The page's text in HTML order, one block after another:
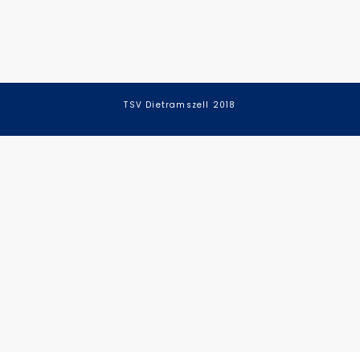
TSV Dietramszell 2018